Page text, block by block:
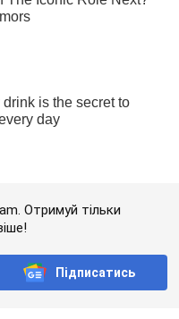
Отримуй тільки
Підписатись